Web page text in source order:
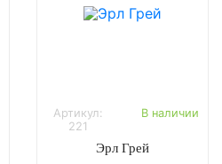
Артикул:
221
В наличии
Эрл Грей